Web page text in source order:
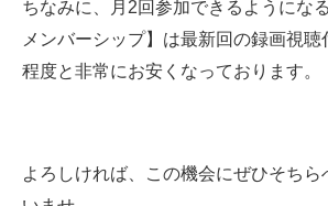
ちなみに、月2回参加できるようにな
メンバーシップ】は最新回の録画視聴
程度と非常にお安くなっております。
よろしければ、この機会にぜひそちら